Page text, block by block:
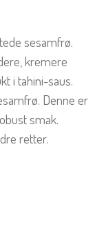
sesamfrø.
kremere
i tahini-saus.
Denne er
smak.
retter.